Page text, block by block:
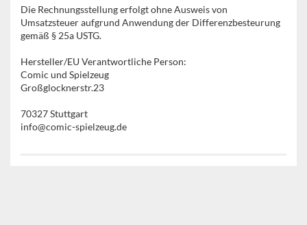
Die Rechnungsstellung erfolgt ohne Ausweis von
Umsatzsteuer aufgrund Anwendung der Differenzbesteurung
gemäß § 25a USTG.
Hersteller/EU Verantwortliche Person:
Comic und Spielzeug
Großglocknerstr.23
70327 Stuttgart
info@comic-spielzeug.de